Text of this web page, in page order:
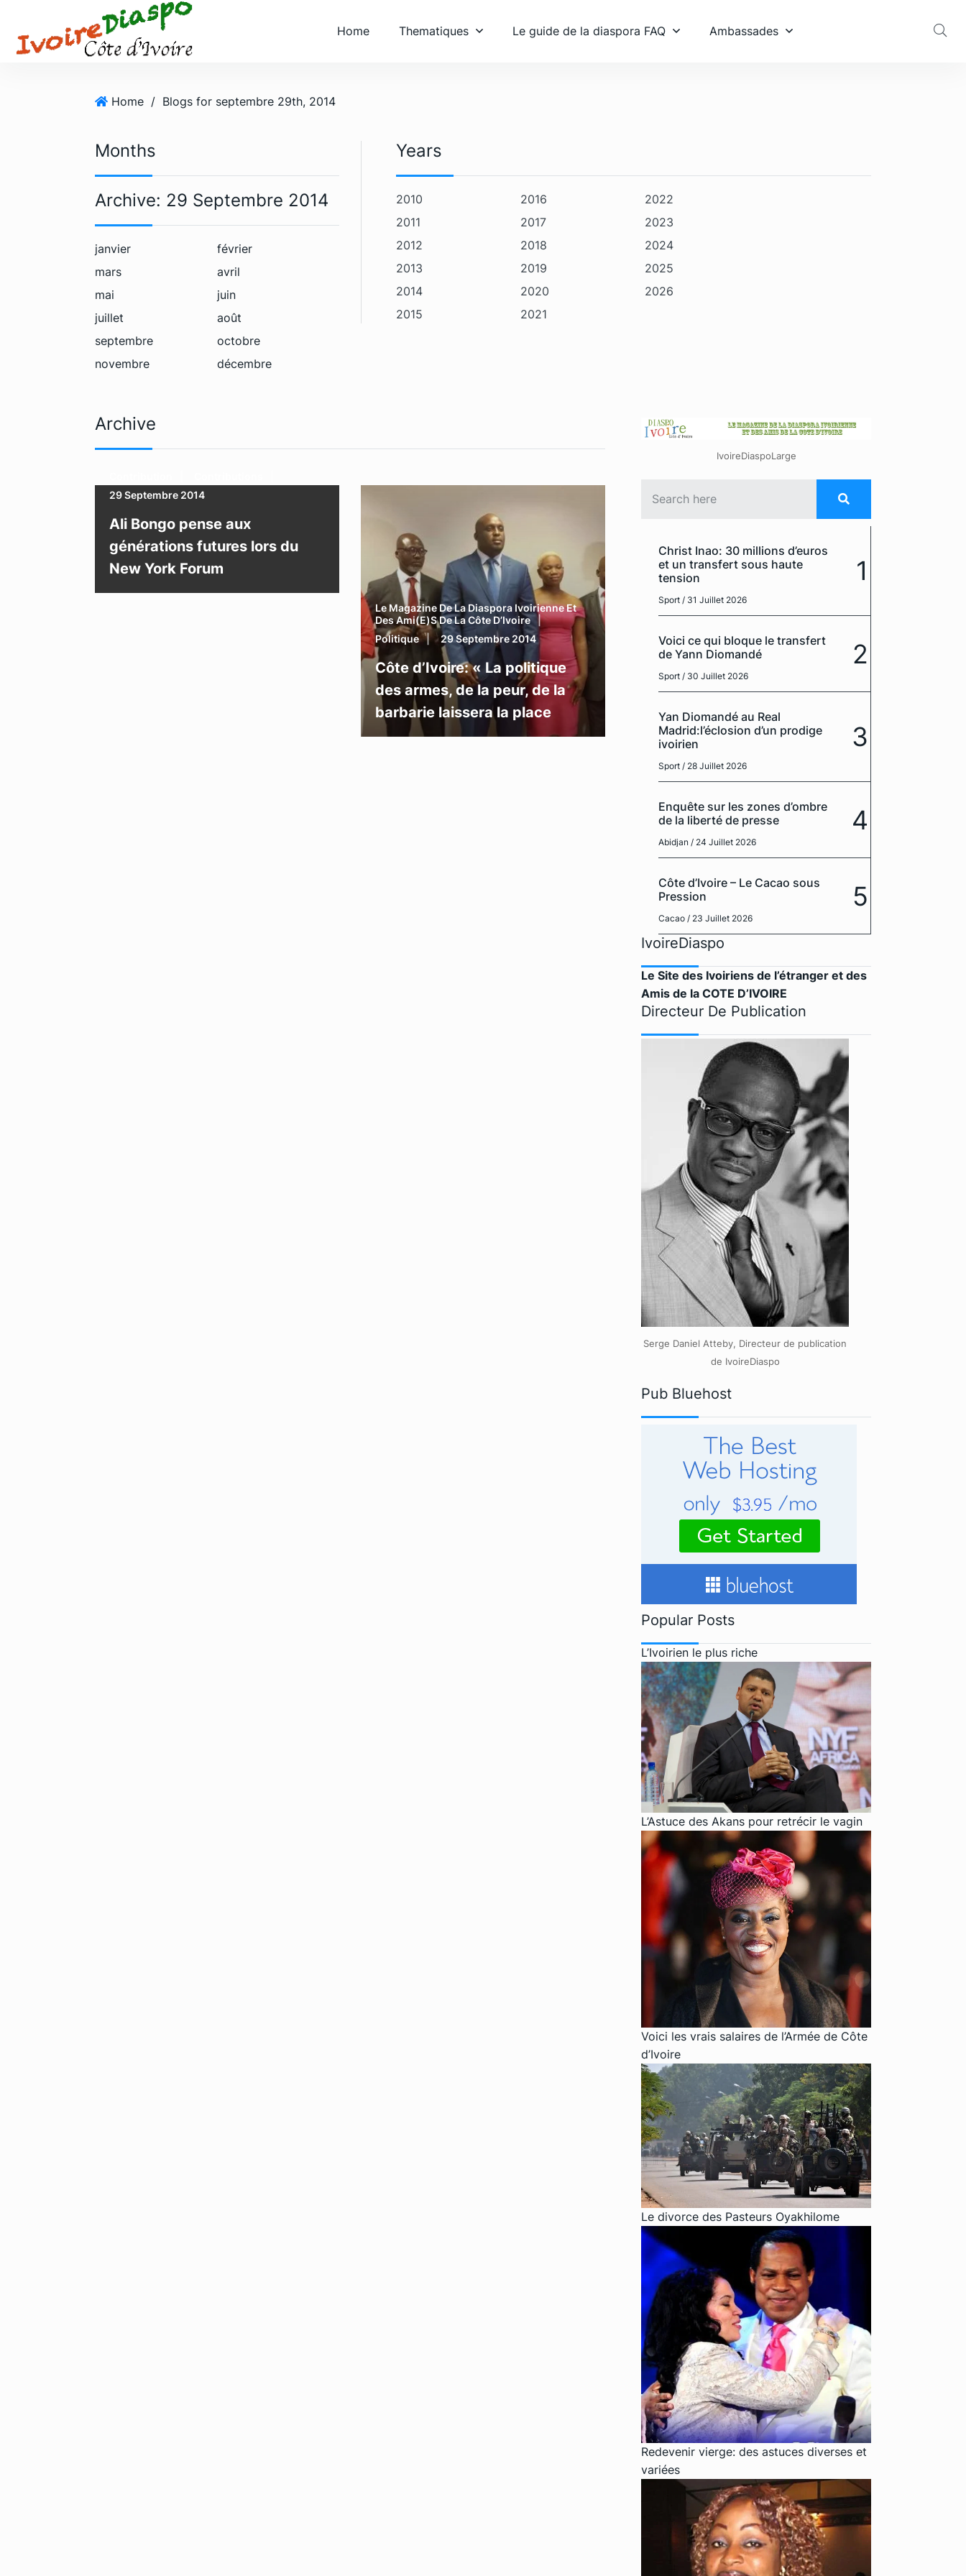
Home Thematiques Le guide de la diaspora FAQ Ambassades
Home / Blogs for septembre 29th, 2014
Months
Archive: 29 Septembre 2014
janvier
février
mars
avril
mai
juin
juillet
août
septembre
octobre
novembre
décembre
Years
2010
2011
2012
2013
2014
2015
2016
2017
2018
2019
2020
2021
2022
2023
2024
2025
2026
Archive
29 Septembre 2014
Ali Bongo pense aux
générations futures lors du
New York Forum
Le Magazine De La Diaspora Ivoirienne Et
Des Ami(e)s De La Côte D’Ivoire
Politique
29 Septembre 2014
Côte d’Ivoire: « La politique
des armes, de la peur, de la
barbarie laissera la place
IvoireDiaspoLarge
Christ Inao: 30 millions d’euros
et un transfert sous haute
tension
Sport / 31 Juillet 2026
1
Voici ce qui bloque le transfert
de Yann Diomandé
Sport / 30 Juillet 2026
2
Yan Diomandé au Real
Madrid:l’éclosion d’un prodige
ivoirien
Sport / 28 Juillet 2026
3
Enquête sur les zones d’ombre
de la liberté de presse
Abidjan / 24 Juillet 2026
4
Côte d’Ivoire – Le Cacao sous
Pression
Cacao / 23 Juillet 2026
5
IvoireDiaspo
Le Site des Ivoiriens de l’étranger et des
Amis de la COTE D’IVOIRE
Directeur De Publication
Serge Daniel Atteby, Directeur de publication
de IvoireDiaspo
Pub Bluehost
Popular Posts
L’Ivoirien le plus riche
L’Astuce des Akans pour retrécir le vagin
Voici les vrais salaires de l’Armée de Côte
d’Ivoire
Le divorce des Pasteurs Oyakhilome
Redevenir vierge: des astuces diverses et
variées